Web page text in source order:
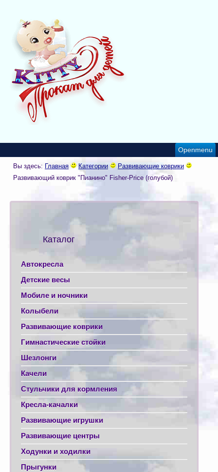
Openmenu
Вы здесь: Главная Категории
Развивающие коврики
Развивающий коврик "Пианино" Fisher-Price (голубой)
Каталог
Автокресла
Детские весы
Мобиле и ночники
Колыбели
Развивающие коврики
Гимнастические стойки
Шезлонги
Качели
Стульчики для кормления
Кресла-качалки
Развивающие игрушки
Развивающие центры
Ходунки и ходилки
Прыгунки